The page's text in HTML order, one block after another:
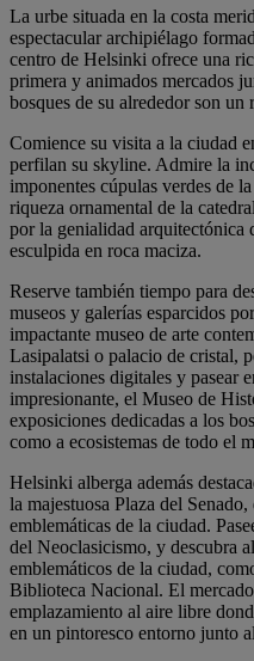
La urbe situada en la costa
espectacular archipiélago
centro de Helsinki ofrece una
primera y animados mercados
bosques de su alrededor son
Comience su visita a la ciudad
perfilan su skyline. Admire la
imponentes cúpulas verdes de
riqueza ornamental de la
por la genialidad arquitectónica
esculpida en roca maciza.
Reserve también tiempo para
museos y galerías esparcidos
impactante museo de arte
Lasipalatsi o palacio de cristal,
instalaciones digitales y pasear
impresionante, el Museo de
exposiciones dedicadas a los
como a ecosistemas de todo el
Helsinki alberga además
la majestuosa Plaza del
emblemáticas de la ciudad.
del Neoclasicismo, y descubra
emblemáticos de la ciudad,
Biblioteca Nacional. El
emplazamiento al aire libre
en un pintoresco entorno junto